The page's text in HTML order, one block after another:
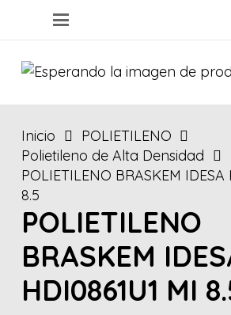
Inicio
POLIETILENO
Polietileno de Alta Densidad
POLIETILENO BRASKEM IDESA
8.5
POLIETILENO
BRASKEM
HDI0861U1 MI